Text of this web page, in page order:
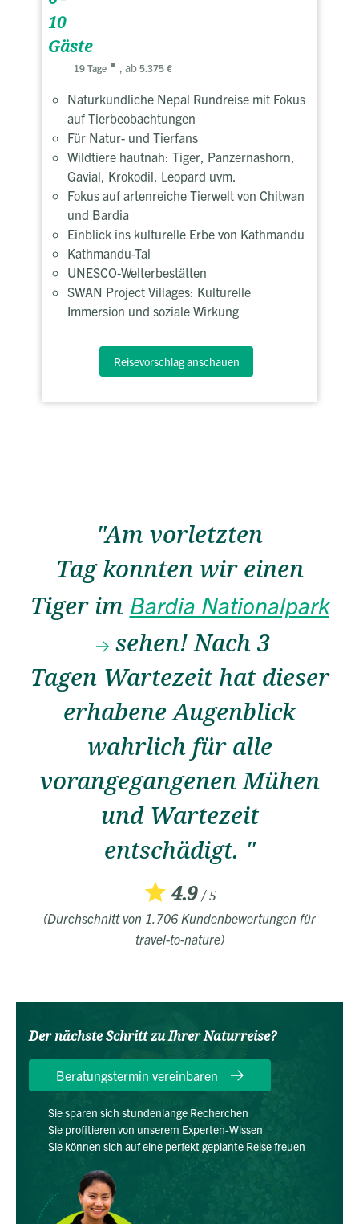
10
Gäste
19 Tage , ab 5.375 €
Naturkundliche Nepal Rundreise mit Fokus
auf Tierbeobachtungen
Für Natur- und Tierfans
Wildtiere hautnah: Tiger, Panzernashorn,
Gavial, Krokodil, Leopard uvm.
Fokus auf artenreiche Tierwelt von Chitwan
und Bardia
Einblick ins kulturelle Erbe von Kathmandu
Kathmandu-Tal
UNESCO-Welterbestätten
SWAN Project Villages: Kulturelle
Immersion und soziale Wirkung
Reisevorschlag anschauen
"Am vorletzten
Tag konnten wir einen
Tiger im Bardia Nationalpark
sehen! Nach 3
Tagen Wartezeit hat dieser
erhabene Augenblick
wahrlich für alle
vorangegangenen Mühen
und Wartezeit
entschädigt. "
4.9/ 5
(Durchschnitt von 1.706 Kundenbewertungen für
travel-to-nature)
Der nächste Schritt zu Ihrer Naturreise?
Beratungstermin vereinbaren
Sie sparen sich stundenlange Recherchen
Sie profitieren von unserem Experten-Wissen
Sie können sich auf eine perfekt geplante Reise freuen